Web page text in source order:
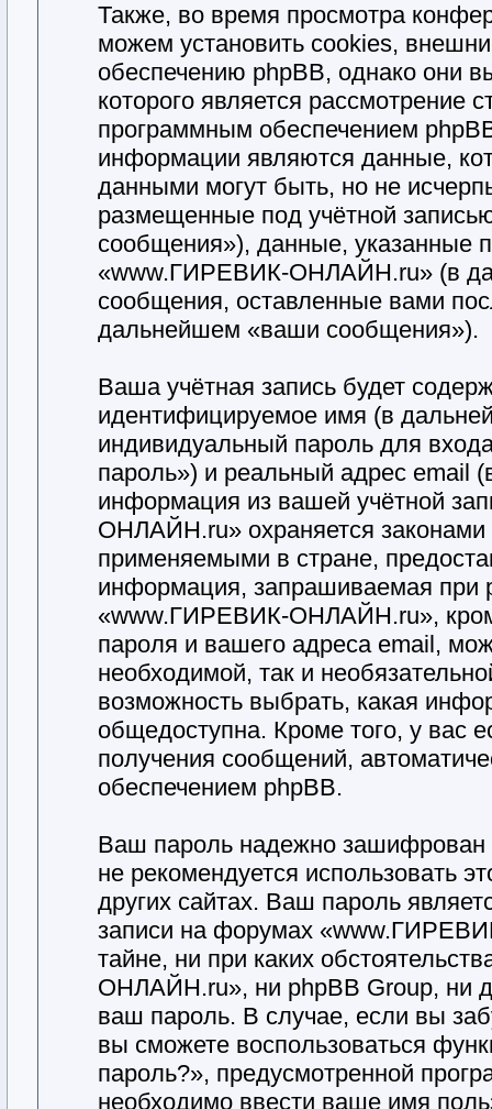
Также, во время просмотра
можем установить cookies,
обеспечению phpBB, однако они
которого является рассмотрение
программным обеспечением
информации являются данные,
данными могут быть, но не
размещенные под учётной
сообщения»), данные, указанные
«www.ГИРЕВИК-ОНЛАЙН.ru» (в
сообщения, оставленные вами
дальнейшем «ваши сообщения»).
Ваша учётная запись будет
идентифицируемое имя (в
индивидуальный пароль для
пароль») и реальный адрес
информация из вашей учётной
ОНЛАЙН.ru» охраняется
применяемыми в стране,
информация, запрашиваемая при
«www.ГИРЕВИК-ОНЛАЙН.ru»,
пароля и вашего адреса email,
необходимой, так и
возможность выбрать, какая
общедоступна. Кроме того, у вас
получения сообщений,
обеспечением phpBB.
Ваш пароль надежно зашифрован
не рекомендуется использовать
других сайтах. Ваш пароль
записи на форумах
тайне, ни при каких
ОНЛАЙН.ru», ни phpBB Group, ни
ваш пароль. В случае, если вы
вы сможете воспользоваться
пароль?», предусмотренной
необходимо ввести ваше имя